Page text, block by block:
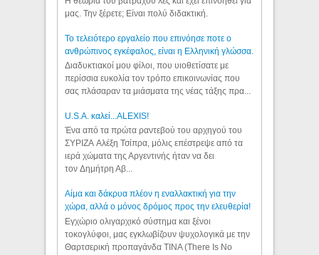
μας. Την ξέρετε; Είναι πολύ διδακτική.
Το τελειότερο εργαλείο που επινόησε ποτε ο
ανθρώπινος εγκέφαλος, είναι η Ελληνική γλώσσα.
Διαδυκτιακοί μου φίλοι, που υιοθετίσατε με
περίσσια ευκολία τον τρόπο επικοινωνίας που
σας πλάσαραν τα μιάσματα της νέας τάξης πρα...
U.S.A. καλεί...ALEXIS!
Ένα από τα πρώτα ραντεβού του αρχηγού του
ΣΥΡΙΖΑ Αλέξη Τσίπρα, μόλις επέστρεψε από τα
ιερά χώματα της Αργεντινής ήταν να δει
τον Δημήτρη Αβ...
Αίμα και δάκρυα πλέον η εναλλακτική για την
χώρα, αλλά ο μόνος δρόμος προς την ελευθερία!
Εγχώριο ολιγαρχικό σύστημα και ξένοι
τοκογλύφοι, μας εγκλωβίζουν ψυχολογικά με την
Θαρτσερική προπαγάνδα TINA (There Is No